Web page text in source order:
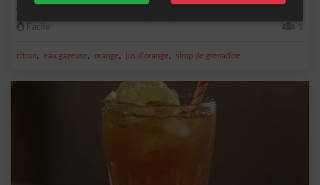
ce...
Facile 1
citron, eau gazeuse, orange, jus d'orange, sirop de grenadine